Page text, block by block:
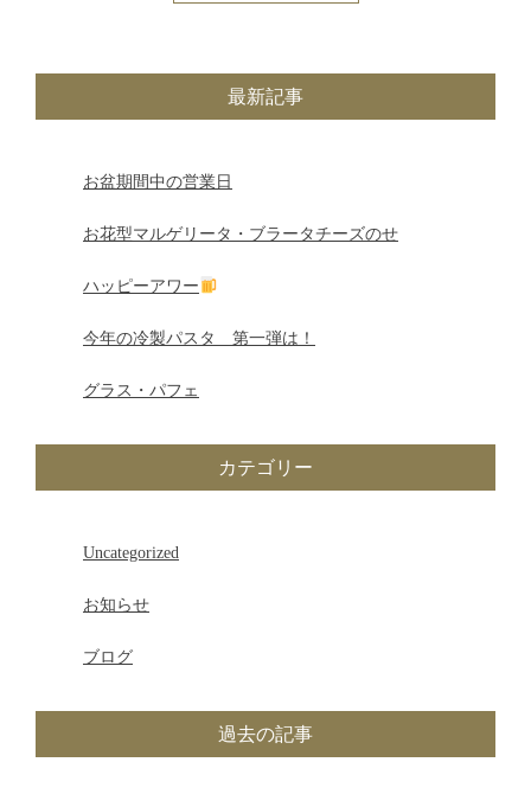
ペ
ー
最新記事
お盆期間中の営業日
お花型マルゲリータ・ブラータチーズのせ
ハッピーアワー
今年の冷製パスタ 第一弾は！
グラス・パフェ
カテゴリー
Uncategorized
お知らせ
ブログ
過去の記事